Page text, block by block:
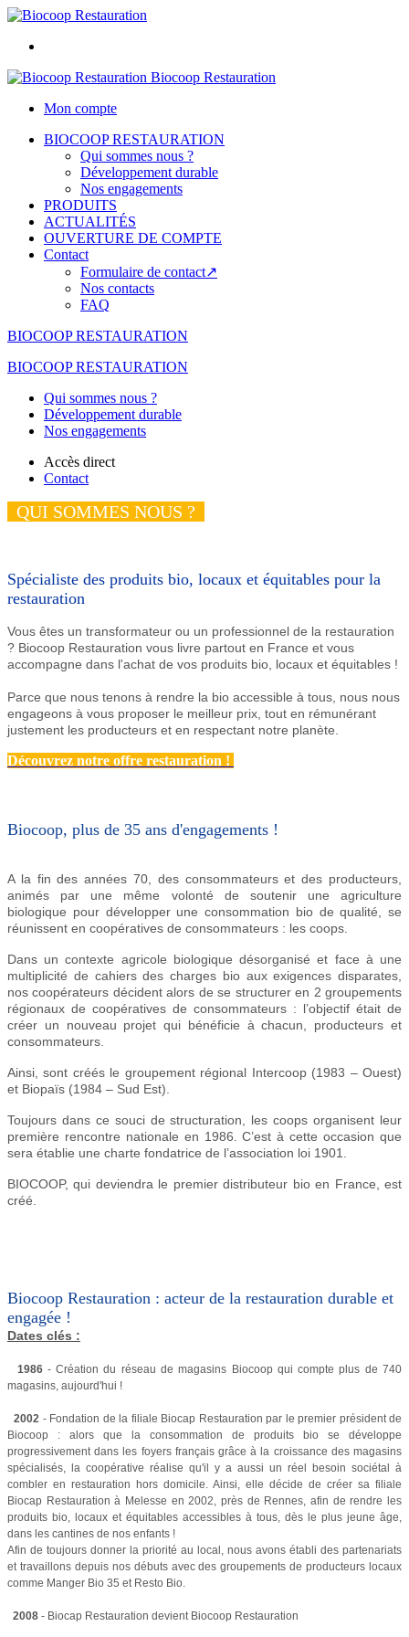
Biocoop Restauration
Mon compte
BIOCOOP RESTAURATION
Qui sommes nous ?
Développement durable
Nos engagements
PRODUITS
ACTUALITÉS
OUVERTURE DE COMPTE
Contact
Formulaire de contact↗
Nos contacts
FAQ
BIOCOOP RESTAURATION
BIOCOOP RESTAURATION
Qui sommes nous ?
Développement durable
Nos engagements
Accès direct
Contact
QUI SOMMES NOUS ?
Spécialiste des produits bio, locaux et équitables pour la
restauration
Vous êtes un transformateur ou un professionnel de la restauration
? Biocoop Restauration vous livre partout en France et vous
accompagne dans l'achat de vos produits bio, locaux et équitables !
Parce que nous tenons à rendre la bio accessible à tous, nous nous
engageons à vous proposer le meilleur prix, tout en rémunérant
justement les producteurs et en respectant notre planète.
Découvrez notre offre restauration !
Biocoop, plus de 35 ans d'engagements !
A la fin des années 70, des consommateurs et des producteurs,
animés par une même volonté de soutenir une agriculture
biologique pour développer une consommation bio de qualité, se
réunissent en coopératives de consommateurs : les coops.
Dans un contexte agricole biologique désorganisé et face à une
multiplicité de cahiers des charges bio aux exigences disparates,
nos coopérateurs décident alors de se structurer en 2 groupements
régionaux de coopératives de consommateurs : l’objectif était de
créer un nouveau projet qui bénéficie à chacun, producteurs et
consommateurs.
Ainsi, sont créés le groupement régional Intercoop (1983 – Ouest)
et Biopaïs (1984 – Sud Est).
Toujours dans ce souci de structuration, les coops organisent leur
première rencontre nationale en 1986. C’est à cette occasion que
sera établie une charte fondatrice de l’association loi 1901.
BIOCOOP, qui deviendra le premier distributeur bio en France, est
créé.
Biocoop Restauration : acteur de la restauration durable et
engagée !
Dates clés :
1986 - Création du réseau de magasins Biocoop qui compte plus de 740
magasins, aujourd'hui !
2002 - Fondation de la filiale Biocap Restauration par le premier président de
Biocoop : alors que la consommation de produits bio se développe
progressivement dans les foyers français grâce à la croissance des magasins
spécialisés, la coopérative réalise qu'il y a aussi un réel besoin sociétal à
combler en restauration hors domicile. Ainsi, elle décide de créer sa filiale
Biocap Restauration à Melesse en 2002, près de Rennes, afin de rendre les
produits bio, locaux et équitables accessibles à tous, dès le plus jeune âge,
dans les cantines de nos enfants !
Afin de toujours donner la priorité au local, nous avons établi des partenariats
et travaillons depuis nos débuts avec des groupements de producteurs locaux
comme Manger Bio 35 et Resto Bio.
2008 - Biocap Restauration devient Biocoop Restauration